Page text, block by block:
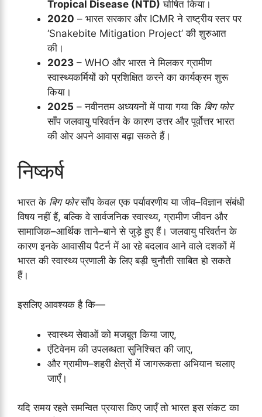
Tropical Disease (NTD) घोषित किया।
2020 – भारत सरकार और ICMR ने राष्ट्रीय स्तर पर
‘Snakebite Mitigation Project’ की शुरुआत
की।
2023 – WHO और भारत ने मिलकर ग्रामीण
स्वास्थ्यकर्मियों को प्रशिक्षित करने का कार्यक्रम शुरू
किया।
2025 – नवीनतम अध्ययनों में पाया गया कि बिग फोर
साँप जलवायु परिवर्तन के कारण उत्तर और पूर्वोत्तर भारत
की ओर अपने आवास बढ़ा सकते हैं।
निष्कर्ष
भारत के बिग फोरसाँप केवल एक पर्यावरणीय या जीव–विज्ञान संबंधी
विषय नहीं हैं, बल्कि वे सार्वजनिक स्वास्थ्य, ग्रामीण जीवन और
सामाजिक–आर्थिक ताने–बाने से जुड़े हुए हैं। जलवायु परिवर्तन के
कारण इनके आवासीय पैटर्न में आ रहे बदलाव आने वाले दशकों में
भारत की स्वास्थ्य प्रणाली के लिए बड़ी चुनौती साबित हो सकते
हैं।
इसलिए आवश्यक है कि—
स्वास्थ्य सेवाओं को मजबूत किया जाए,
एंटिवेनम की उपलब्धता सुनिश्चित की जाए,
और ग्रामीण–शहरी क्षेत्रों में जागरूकता अभियान चलाए
जाएँ।
यदि समय रहते समन्वित प्रयास किए जाएँ तो भारत इस संकट का